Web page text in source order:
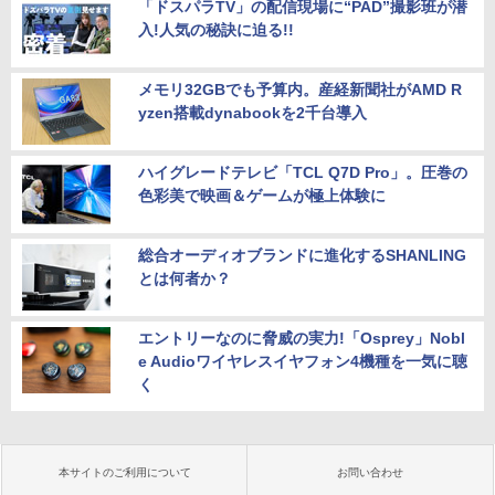
「ドスパラTV」の配信現場に“PAD”撮影班が潜
入!人気の秘訣に迫る!!
メモリ32GBでも予算内。産経新聞社がAMD R
yzen搭載dynabookを2千台導入
ハイグレードテレビ「TCL Q7D Pro」。圧巻の
色彩美で映画＆ゲームが極上体験に
総合オーディオブランドに進化するSHANLING
とは何者か？
エントリーなのに脅威の実力!「Osprey」Nobl
e Audioワイヤレスイヤフォン4機種を一気に聴
く
本サイトのご利用について お問い合わせ